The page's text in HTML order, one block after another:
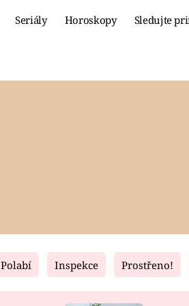
Seriály Horoskopy Sledujte
Fresh
Polabí Inspekce Prostřeno!